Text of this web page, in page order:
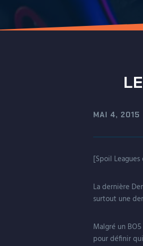
MAI 4, 2015
[Spoil Leagues
La dernière
surtout une
Malgré un
pour définir